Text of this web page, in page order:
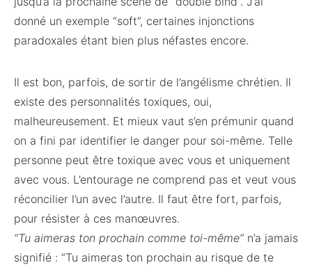
donné un exemple “soft”, certaines injonctions
paradoxales étant bien plus néfastes encore.
Il est bon, parfois, de sortir de l’angélisme chrétien. Il
existe des personnalités toxiques, oui,
malheureusement. Et mieux vaut s’en prémunir quand
on a fini par identifier le danger pour soi-même. Telle
personne peut être toxique avec vous et uniquement
avec vous. L’entourage ne comprend pas et veut vous
réconcilier l’un avec l’autre. Il faut être fort, parfois,
pour résister à ces manœuvres.
“Tu aimeras ton prochain comme toi-même” n’a jamais
signifié : “Tu aimeras ton prochain au risque de te